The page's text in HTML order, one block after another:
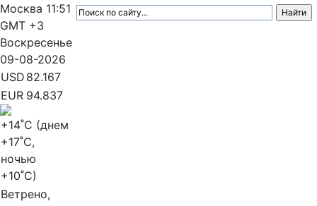
Москва 11:51
GMT +3
Воскресенье
09-08-2026
USD 82.167
EUR 94.837
+14˚C (днем
+17˚C,
ночью
+10˚C)
Ветрено,